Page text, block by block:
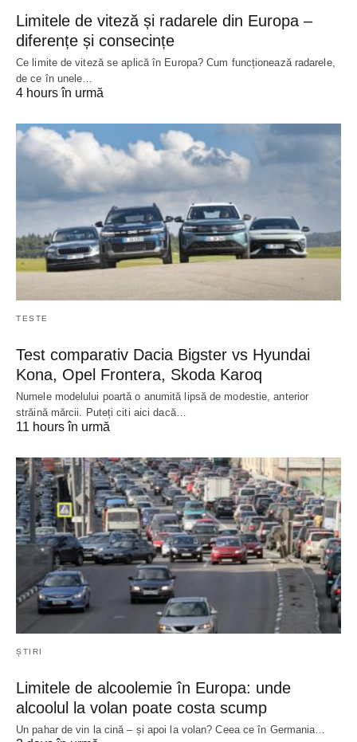
Limitele de viteză și radarele din Europa –
diferențe și consecințe
Ce limite de viteză se aplică în Europa? Cum funcționează radarele,
de ce în unele…
4 hours în urmă
TESTE
Test comparativ Dacia Bigster vs Hyundai
Kona, Opel Frontera, Skoda Karoq
Numele modelului poartă o anumită lipsă de modestie, anterior
străină mărcii. Puteți citi aici dacă…
11 hours în urmă
ȘTIRI
Limitele de alcoolemie în Europa: unde
alcoolul la volan poate costa scump
Un pahar de vin la cină – și apoi la volan? Ceea ce în Germania…